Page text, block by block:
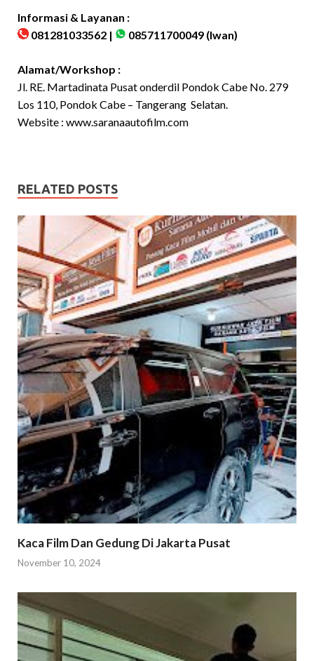
Informasi & Layanan :
081281033562 |
085711700049 (Iwan)
Alamat/Workshop :
Jl. RE. Martadinata Pusat onderdil Pondok Cabe No. 279
Los 110, Pondok Cabe – Tangerang Selatan.
Website : www.saranaautofilm.com
RELATED POSTS
Kaca Film Dan Gedung Di Jakarta Pusat
November 10, 2024